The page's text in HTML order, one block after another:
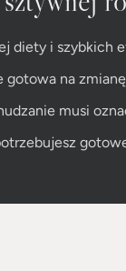
diety i szybkich
gotowa na
musi